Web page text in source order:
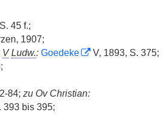
45 f.;
1907;
V Ludw.: Goedeke
V, 1893, S. 375;
84; zu Ov Christian:
393 bis 395;